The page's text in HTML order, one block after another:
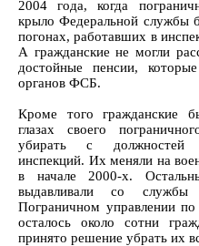
2004 года, когда
крыло Федеральной службы
погонах, работавших в
А гражданские не могли
достойные пенсии,
органов ФСБ.
Кроме того гражданские
глазах своего
убирать с должностей
инспекций. Их меняли на
в начале 2000-х.
выдавливали со
Пограничном управлении
осталось около сотни
принято решение убрать их